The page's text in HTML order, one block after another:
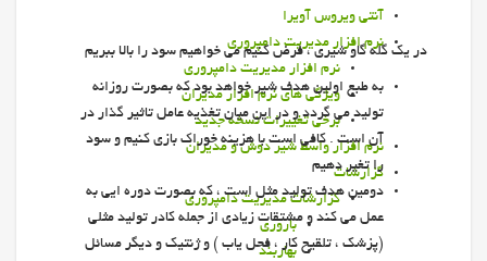
آنتي ويروس آويرا
نرم افزار مديريت دامپروري
نرم افزار مديريت دامپروري
ويژگي هاي نرم افزار مديران
برخي تغييرات نسخه جديد
نرم افزار واسط شير دوش و مديران
گزارشات
گزارشات مديريت دامپروري
باروري
بهاربند
در يك گله گاو شيري ، فرض کنیم می خواهیم سود را بالا ببریم
به طبع اولین هدف شیر خواهد بود كه بصورت روزانه
توليد مي گردد و در اين ميان تغذیه عامل تاثیر گذار در
آن است . كافي است با هزينه خوراك بازي كنيم و سود
را تغير دهيم
دومین هدف تولید مثل است ، كه بصورت دوره ايي به
عمل مي كند و مشتقات زيادي از جمله كادر توليد مثلي
(پزشك ، تلقيح كار ، فحل ياب ) و ژنتيك و ديگر مسائل